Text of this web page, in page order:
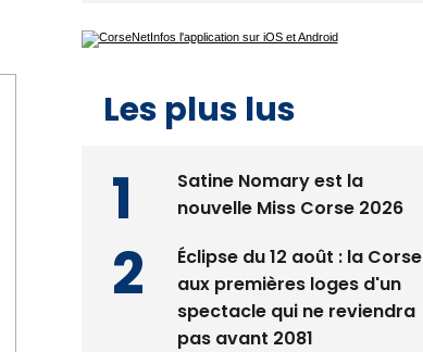
Les plus lus
Satine Nomary est la
nouvelle Miss Corse 2026
Éclipse du 12 août : la Corse
aux premières loges d'un
spectacle qui ne reviendra
pas avant 2081